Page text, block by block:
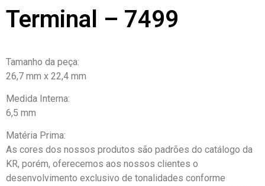
Terminal – 7499
Tamanho da peça:
26,7 mm x 22,4 mm
Medida Interna:
6,5 mm
Matéria Prima:
As cores dos nossos produtos são padrões do catálogo da
KR, porém, oferecemos aos nossos clientes o
desenvolvimento exclusivo de tonalidades conforme